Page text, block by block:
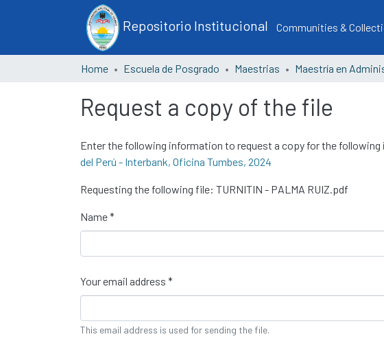
Repositorio Institucional Communities &
Home Escuela de Posgrado Maestrias
Request a copy of the file
Enter the following information to request a copy for the following
del Perú - Interbank, Oficina Tumbes, 2024
Requesting the following file: TURNITIN - PALMA RUIZ.pdf
Name *
Your email address *
This email address is used for sending the file.